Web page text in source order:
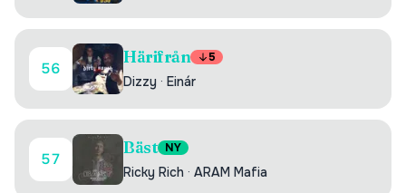
56
Härifrån 5
Dizzy · Einár
57
Bäst NY
Ricky Rich · ARAM Mafia